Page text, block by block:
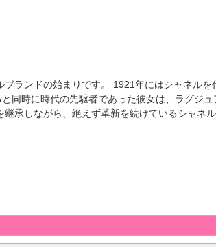
ランドの始まりです。 1921年にはシャネル
同時に時代の先駆者であった彼女は、ラグジ
承しながら、絶えず革新を続けているシャネ